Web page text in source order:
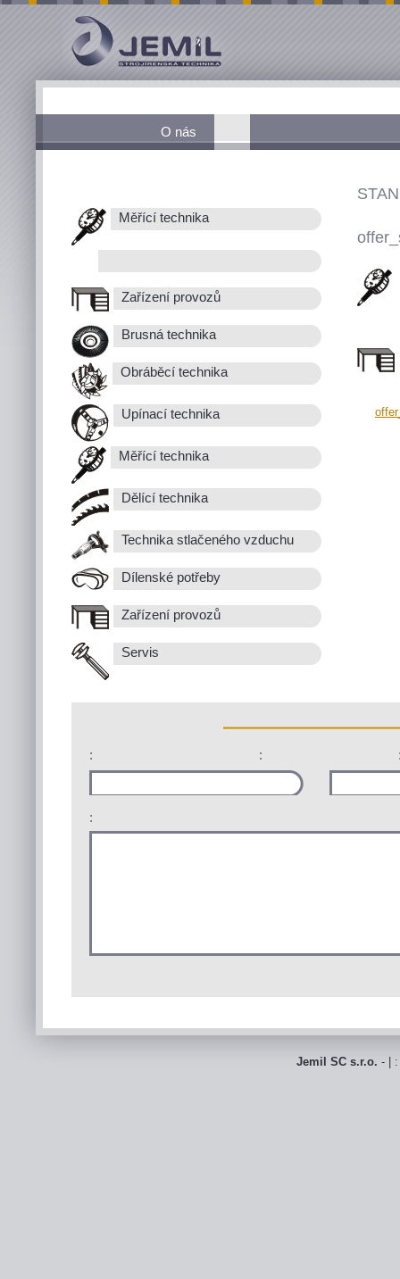
O nás
Měřící technika
Zařízení provozů
Brusná technika
Obráběcí technika
Upínací technika
Měřící technika
Dělící technika
Technika stlačeného vzduchu
Dílenské potřeby
Zařízení provozů
Servis
: :
:
Jemil SC s.r.o. - |